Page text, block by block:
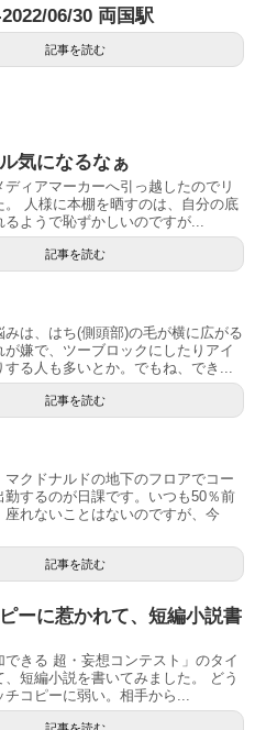
06/30 両国駅
記事を読む
気になるなぁ
ディアマーカーへ引っ越したのでリ
。 人様に本棚を晒すのは、自分の底
ようで恥ずかしいのですが...
記事を読む
みは、はち(側頭部)の毛が横に広がる
が嫌で、ツーブロックにしたりアイ
る人も多いとか。でもね、でき...
記事を読む
クドナルドの地下のフロアでコー
勤するのが日課です。いつも50％前
座れないことはないのですが、今
記事を読む
ーに惹かれて、短編小説書
できる 超・妄想コンテスト」のタイ
、短編小説を書いてみました。 どう
コピーに弱い。相手から...
記事を読む